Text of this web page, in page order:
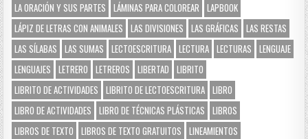
LA ORACIÓN Y SUS PARTES
LÁMINAS PARA COLOREAR
LAPBOOK
LÁPIZ DE LETRAS CON ANIMALES
LAS DIVISIONES LAS GRÁFICAS
LAS RESTAS
LAS SÍLABAS
LAS SUMAS LECTOESCRITURA LECTURA LECTURAS
LENGUAJE
LENGUAJES
LETRERO LETREROS LIBERTAD
LIBRITO
LIBRITO DE ACTIVIDADES
LIBRITO DE LECTOESCRITURA LIBRO
LIBRO DE ACTIVIDADES
LIBRO DE TÉCNICAS PLÁSTICAS
LIBROS
LIBROS DE TEXTO
LIBROS DE TEXTO GRATUITOS
LINEAMIENTOS